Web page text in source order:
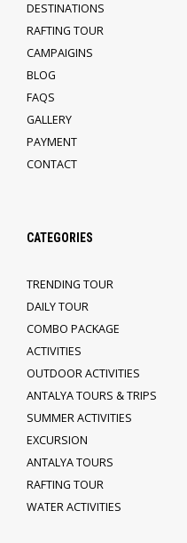
DESTINATIONS
RAFTING TOUR
CAMPAIGINS
BLOG
FAQS
GALLERY
PAYMENT
CONTACT
CATEGORIES
TRENDING TOUR
DAILY TOUR
COMBO PACKAGE
ACTIVITIES
OUTDOOR ACTIVITIES
ANTALYA TOURS & TRIPS
SUMMER ACTIVITIES
EXCURSION
ANTALYA TOURS
RAFTING TOUR
WATER ACTIVITIES